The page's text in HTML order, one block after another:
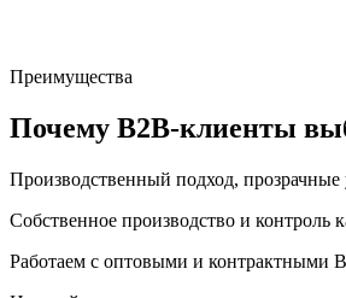
Преимущества
Почему B2B-клиенты
Производственный подход, прозрачные
Собственное производство и контроль
Работаем с оптовыми и контрактными